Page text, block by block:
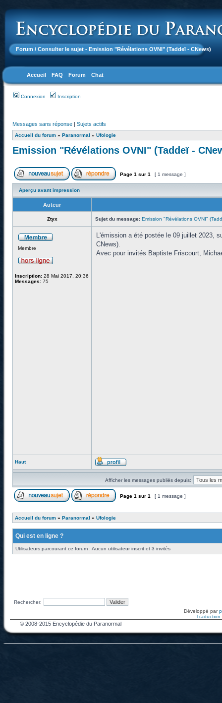
Forum / Consulter le sujet - Emission "Révélations OVNI" (Taddeï - CNews)
Accueil FAQ Forum Chat
Connexion Inscription
Messages sans réponse | Sujets actifs
Accueil du forum » Paranormal » Ufologie
Emission "Révélations OVNI" (Taddeï -
Page 1 sur 1 [ 1 message ]
Aperçu avant impression
Auteur
Ztyx Sujet du message: Emission "Révélations OVNI"
Membre
Inscription: 28 Mai 2017, 20:36
Messages: 75
L'émission a été postée le 09 juillet 2023,
CNews).
Avec pour invités Baptiste Friscourt,
Haut
Afficher les messages publiés depuis:
Page 1 sur 1 [ 1 message ]
Accueil du forum » Paranormal » Ufologie
Qui est en ligne ?
Utilisateurs parcourant ce forum : Aucun utilisateur inscrit et 3 invités
Rechercher:
Développé par
Traduction
© 2008-2015 Encyclopédie du Paranormal